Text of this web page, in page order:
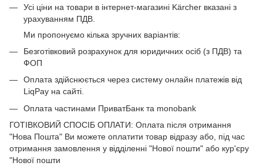
Усі ціни на товари в інтернет-магазині Kärcher вказані з
урахуванням ПДВ.
Ми пропонуємо кілька зручних варіантів:
Безготівковий розрахунок для юридичних осіб (з ПДВ) та
ФОП
Оплата здійснюється через систему онлайн платежів від
LiqPay на сайті.
Оплата частинами ПриватБанк та monobank
ГОТІВКОВИЙ СПОСІБ ОПЛАТИ: Оплата після отримання
"Нова Пошта" Ви можете оплатити товар відразу або, під час
отримання замовлення у відділенні "Нової пошти" або кур'єру
"Нової пошти